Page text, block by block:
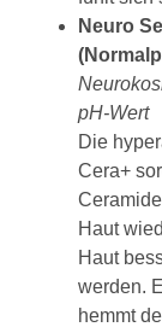
Neuro
pH-Wert
Die
Cera+
Haut
Haut
werden.
hemmt